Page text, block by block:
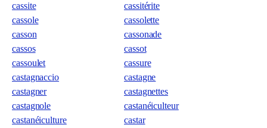
cassite
cassitérite
cassole
cassolette
casson
cassonade
cassos
cassot
cassoulet
cassure
castagnaccio
castagne
castagner
castagnettes
castagnole
castanéiculteur
castanéiculture
castar